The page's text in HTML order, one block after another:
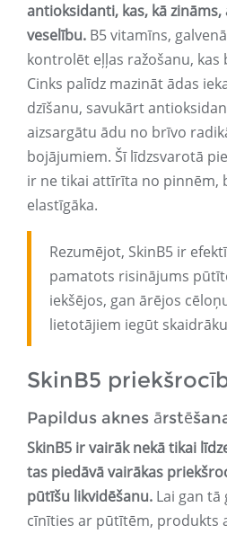
antioksidanti, kas, kā
veselību. B5 vitamīns,
kontrolēt eļļas ražošanu, kas
Cinks palīdz mazināt ādas
dzīšanu, savukārt
aizsargātu ādu no brīvo
bojājumiem. Šī līdzsvarotā
ir ne tikai attīrīta no pinnēm,
elastīgāka.
Rezumējot, SkinB5 ir
pamatots risinājums
iekšējos, gan ārējos
lietotājiem iegūt
SkinB5
Papildus aknes
SkinB5 ir vairāk nekā tikai
tas piedāvā vairākas
pūtīšu likvidēšanu. Lai gan
cīnīties ar pūtītēm, produkts